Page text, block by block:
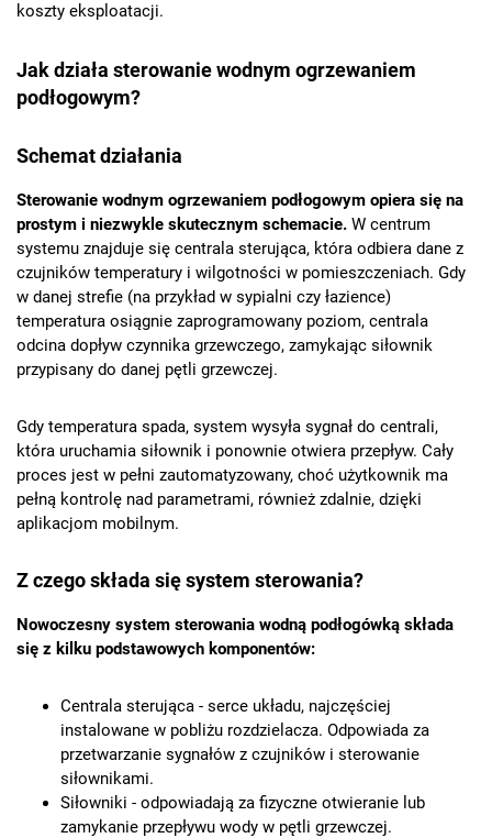
koszty eksploatacji.
Jak działa sterowanie wodnym ogrzewaniem
podłogowym?
Schemat działania
Sterowanie wodnym ogrzewaniem podłogowym opiera się na
prostym i niezwykle skutecznym schemacie. W centrum
systemu znajduje się centrala sterująca, która odbiera dane z
czujników temperatury i wilgotności w pomieszczeniach. Gdy
w danej strefie (na przykład w sypialni czy łazience)
temperatura osiągnie zaprogramowany poziom, centrala
odcina dopływ czynnika grzewczego, zamykając siłownik
przypisany do danej pętli grzewczej.
Gdy temperatura spada, system wysyła sygnał do centrali,
która uruchamia siłownik i ponownie otwiera przepływ. Cały
proces jest w pełni zautomatyzowany, choć użytkownik ma
pełną kontrolę nad parametrami, również zdalnie, dzięki
aplikacjom mobilnym.
Z czego składa się system sterowania?
Nowoczesny system sterowania wodną podłogówką składa
się z kilku podstawowych komponentów:
Centrala sterująca - serce układu, najczęściej
instalowane w pobliżu rozdzielacza. Odpowiada za
przetwarzanie sygnałów z czujników i sterowanie
siłownikami.
Siłowniki - odpowiadają za fizyczne otwieranie lub
zamykanie przepływu wody w pętli grzewczej.